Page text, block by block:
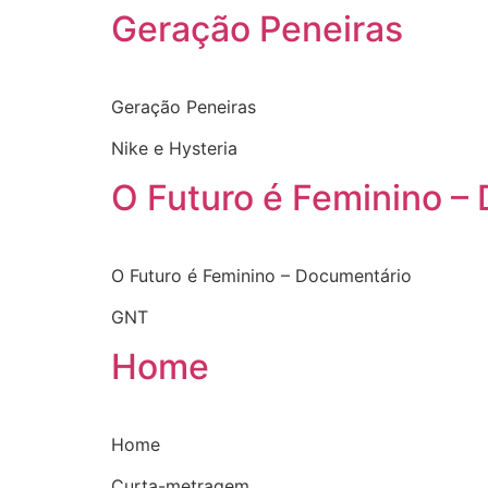
Geração Peneiras
Geração Peneiras
Nike e Hysteria
O Futuro é Feminino –
O Futuro é Feminino – Documentário
GNT
Home
Home